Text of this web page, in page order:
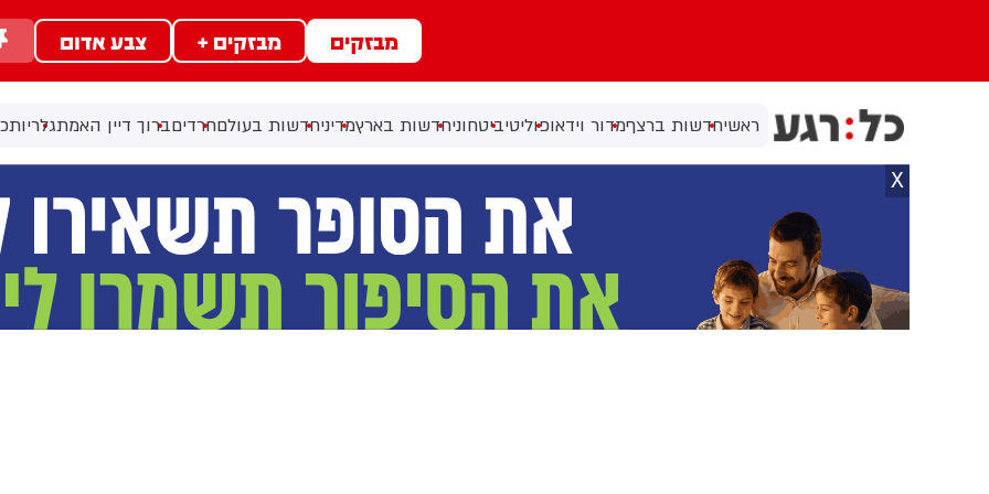
מבזקים מבזקים + צבע אדום
ראשיחדשות ברצףמדור וידאופוליטיביטחוניחדשות בארץמדיניחדשות בעולםחרדיםברוך דיין האמתגלריות
X